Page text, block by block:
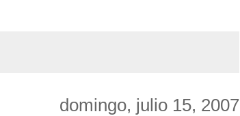
domingo, julio 15, 2007